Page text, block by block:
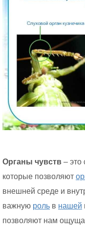
Органы чувств – это
которые позволяют
внешней среде и
важную роль в нашей
позволяют нам